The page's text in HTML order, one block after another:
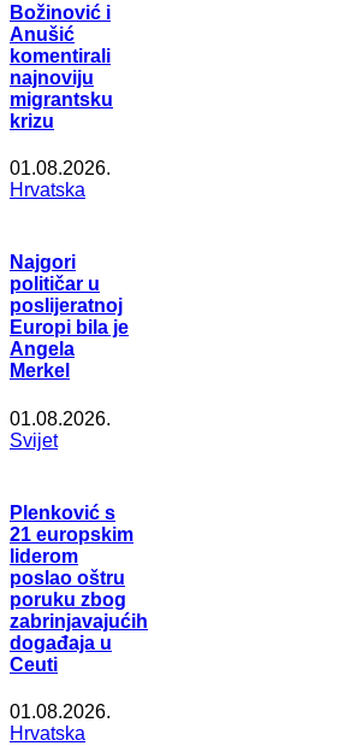
Božinović i
Anušić
komentirali
najnoviju
migrantsku
krizu
01.08.2026.
Hrvatska
Najgori
političar u
poslijeratnoj
Europi bila je
Angela
Merkel
01.08.2026.
Svijet
Plenković s
21 europskim
liderom
poslao oštru
poruku zbog
zabrinjavajućih
događaja u
Ceuti
01.08.2026.
Hrvatska